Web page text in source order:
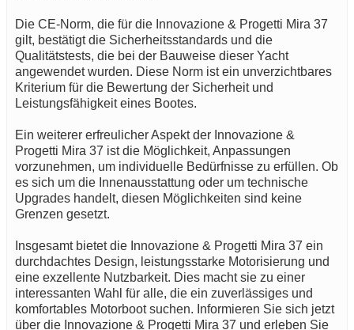
Die CE-Norm, die für die Innovazione & Progetti Mira 37
gilt, bestätigt die Sicherheitsstandards und die
Qualitätstests, die bei der Bauweise dieser Yacht
angewendet wurden. Diese Norm ist ein unverzichtbares
Kriterium für die Bewertung der Sicherheit und
Leistungsfähigkeit eines Bootes.
Ein weiterer erfreulicher Aspekt der Innovazione &
Progetti Mira 37 ist die Möglichkeit, Anpassungen
vorzunehmen, um individuelle Bedürfnisse zu erfüllen. Ob
es sich um die Innenausstattung oder um technische
Upgrades handelt, diesen Möglichkeiten sind keine
Grenzen gesetzt.
Insgesamt bietet die Innovazione & Progetti Mira 37 ein
durchdachtes Design, leistungsstarke Motorisierung und
eine exzellente Nutzbarkeit. Dies macht sie zu einer
interessanten Wahl für alle, die ein zuverlässiges und
komfortables Motorboot suchen. Informieren Sie sich jetzt
über die Innovazione & Progetti Mira 37 und erleben Sie